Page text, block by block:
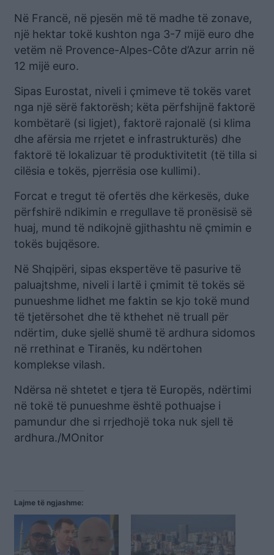
Në Francë, në pjesën më të madhe të zonave,
një hektar tokë kushton nga 3-7 mijë euro dhe
vetëm në Provence-Alpes-Côte d’Azur arrin në
12 mijë euro.
Sipas Eurostat, niveli i çmimeve të tokës varet
nga një sërë faktorësh; këta përfshijnë faktorë
kombëtarë (si ligjet), faktorë rajonalë (si klima
dhe afërsia me rrjetet e infrastrukturës) dhe
faktorë të lokalizuar të produktivitetit (të tilla si
cilësia e tokës, pjerrësia ose kullimi).
Forcat e tregut të ofertës dhe kërkesës, duke
përfshirë ndikimin e rregullave të pronësisë së
huaj, mund të ndikojnë gjithashtu në çmimin e
tokës bujqësore.
Në Shqipëri, sipas ekspertëve të pasurive të
paluajtshme, niveli i lartë i çmimit të tokës së
punueshme lidhet me faktin se kjo tokë mund
të tjetërsohet dhe të kthehet në truall për
ndërtim, duke sjellë shumë të ardhura sidomos
në rrethinat e Tiranës, ku ndërtohen
komplekse vilash.
Ndërsa në shtetet e tjera të Europës, ndërtimi
në tokë të punueshme është pothuajse i
pamundur dhe si rrjedhojë toka nuk sjell të
ardhura./MOnitor
Lajme të ngjashme: